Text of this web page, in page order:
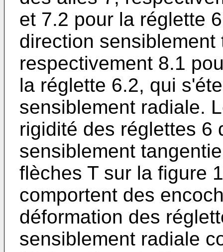
et 7.2 pour la réglette
direction
respectivement 8.1
la réglette 6.2, qui
sensiblement radiale.
rigidité des réglettes 6
sensiblement
flèches T sur la figure
comportent des
déformation des
sensiblement radiale